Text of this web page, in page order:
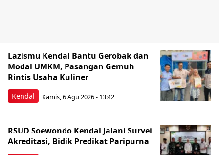
Kendal
Lazismu Kendal Bantu Gerobak dan
Modal UMKM, Pasangan Gemuh
Rintis Usaha Kuliner
Kamis, 6 Agu 2026 - 13:42
RSUD Soewondo Kendal Jalani Survei
Akreditasi, Bidik Predikat Paripurna